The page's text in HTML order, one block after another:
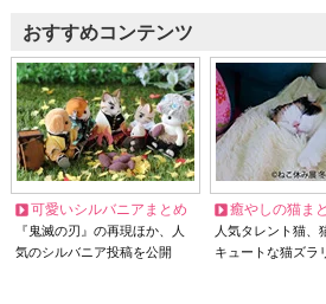
おすすめコンテンツ
可愛いシルバニアまとめ
『鬼滅の刃』の再現ほか、人
気のシルバニア投稿を公開
癒やしの猫ま
人気タレント猫
キュートな猫ズラ